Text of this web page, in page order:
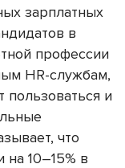
зарплатных
в
профессии
HR-службам,
пользоваться и
что
на 10–15% в